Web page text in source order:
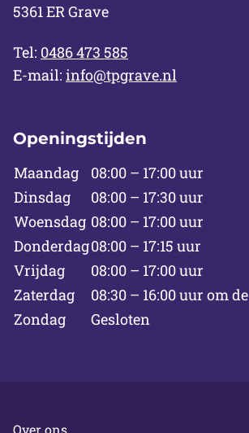
5361 ER Grave
Tel: 0486 473 585
E-mail: info@tpgrave.nl
Openingstijden
Maandag
08:00 – 17:00 uur
Dinsdag
08:00 – 17:30 uur
Woensdag 08:00 – 17:00 uur
Donderdag08:00 – 17:15 uur
Vrijdag
08:00 – 17:00 uur
Zaterdag
08:30 – 16:00 uur om
Zondag
Gesloten